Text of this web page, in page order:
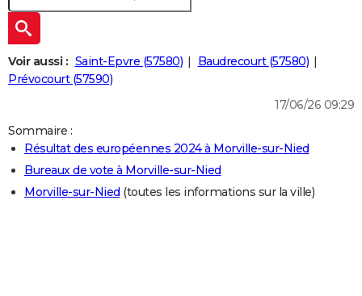
Retraite
Impôts
Epargne
Immobilier
Risques naturels par ville
Banque
Assurance
Crédit
AUTO
Essais
Réserver un essai
Citadines
Berlines
SUV
Forum auto
+
HIGH-TECH
Mobiles
Meilleur smartphone
Internet
Ordinateurs
Jeux vidéo
Guide high-tech
+
BRICOLAGE
Guides de France
Escapades
Patrimoine
Expositions
Musées
Week-end nature
LIFESTYLE
Art de vivre
Bien-être
Loisirs
Mode
Modes de vie
Voir aussi : Saint-Epvre (57580)
Baudrecourt (57580)
Prévocourt (57590)
17/06/26 09:29
Sommaire :
Résultat des européennes 2024 à Morville-sur-Nied
Bureaux de vote à Morville-sur-Nied
Morville-sur-Nied (toutes les informations sur la ville)